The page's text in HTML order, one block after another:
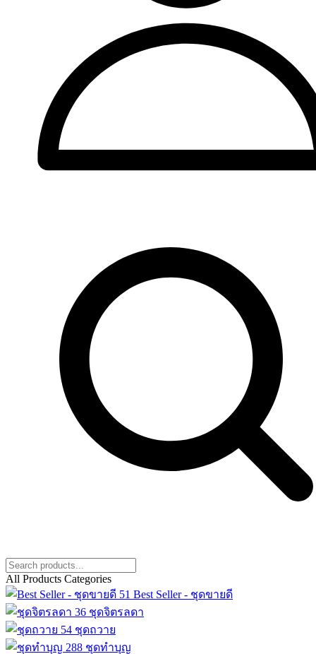
All Products Categories
51 Best Seller - ชุดขายดี
36 ชุดจิตรลดา
54 ชุดถวาย
288 ชุดทำบุญ